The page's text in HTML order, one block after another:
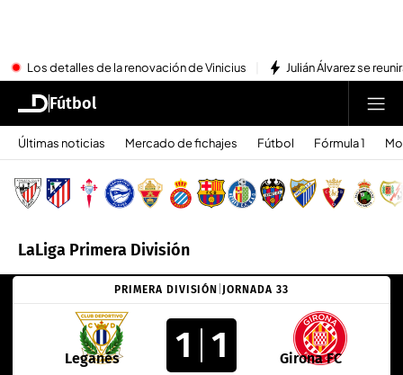
Los detalles de la renovación de Vinicius Julián Álvarez se
Fútbol
Últimas noticias Mercado de fichajes Fútbol Fórmula 1
LaLiga Primera División
PRIMERA DIVISIÓN JORNADA 33
Leganés 1 1 Girona FC